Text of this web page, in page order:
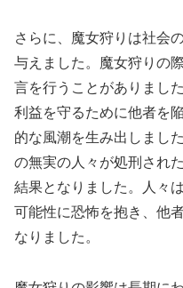
さらに、魔女狩りは社会
与えました。魔女狩りの
言を行うことがありまし
利益を守るために他者を
的な風潮を生み出しまし
の無実の人々が処刑され
結果となりました。人々
可能性に恐怖を抱き、他
なりました。